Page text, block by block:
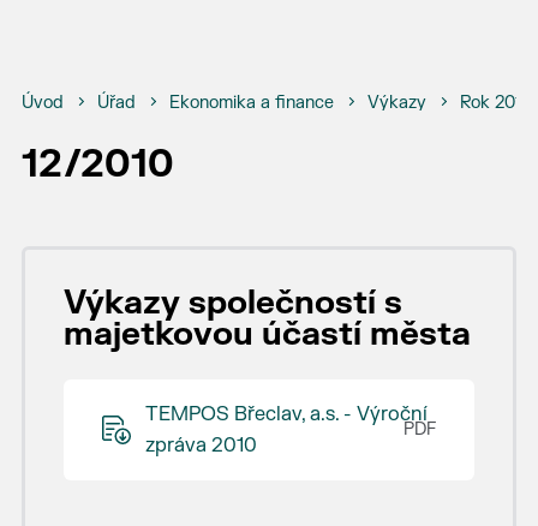
Úvod Úřad Ekonomika a finance Výkazy Rok 2010
12/2010
Výkazy společností s
majetkovou účastí města
TEMPOS Břeclav, a.s. - Výroční
zpráva 2010